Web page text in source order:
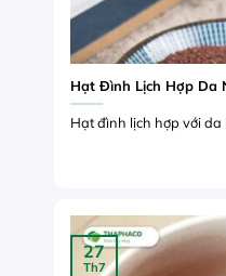
Hạt Đình Lịch Hợp Da
Hạt đình lịch hợp với
27
Th7